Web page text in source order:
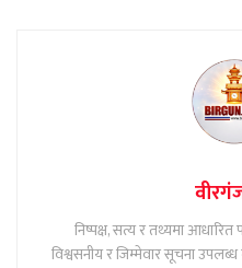
निष्पक्ष, सत्य र तथ्यमा आधारित
विश्वसनीय र जिम्मेवार सूचना